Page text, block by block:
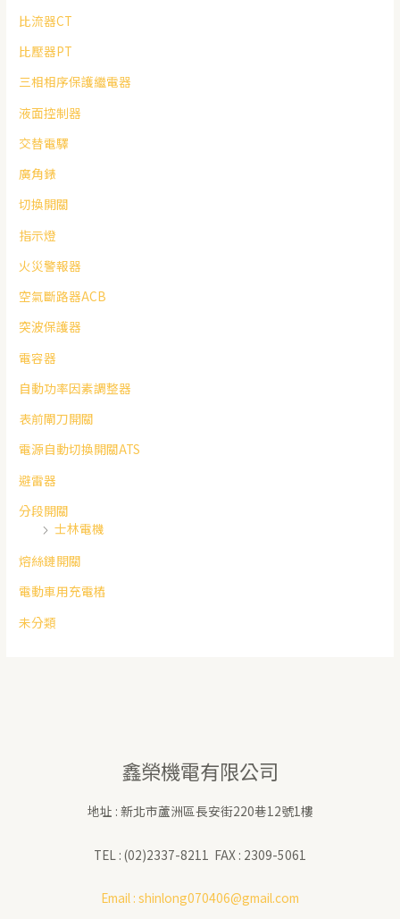
比流器CT
比壓器PT
三相相序保護繼電器
液面控制器
交替電驛
廣角錶
切換開關
指示燈
火災警報器
空氣斷路器ACB
突波保護器
電容器
自動功率因素調整器
表前閘刀開關
電源自動切換開關ATS
避雷器
分段開關
士林電機
熔絲鏈開關
電動車用充電樁
未分類
鑫榮機電有限公司
地址 : 新北市蘆洲區長安街220巷12號1樓
TEL : (02)2337-8211 FAX : 2309-5061
Email : shinlong070406@gmail.com